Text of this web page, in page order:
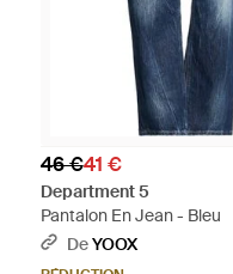
46 €41 €
Department 5
Pantalon En Jean - Bleu
DeYOOX